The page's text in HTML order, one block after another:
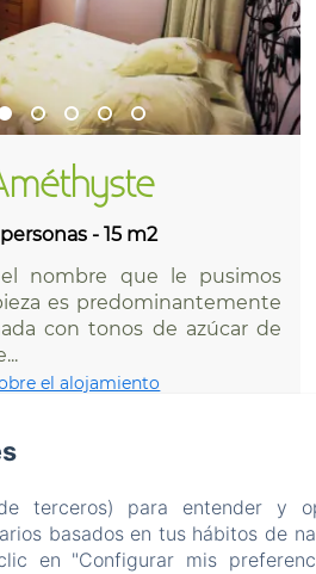
- 15 m2
nombre que le pusimos
es predominantemente
con tonos de azúcar de
el alojamiento
terceros) para entender y
basados en tus hábitos de
en "Configurar mis